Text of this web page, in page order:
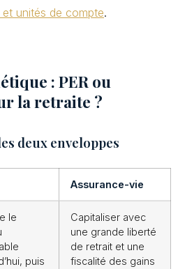
unités de compte.
: PER ou
la retraite ?
deux enveloppes
Assurance-vie
le
puis
Capitaliser avec
une grande liberté
de retrait et une
fiscalité des gains